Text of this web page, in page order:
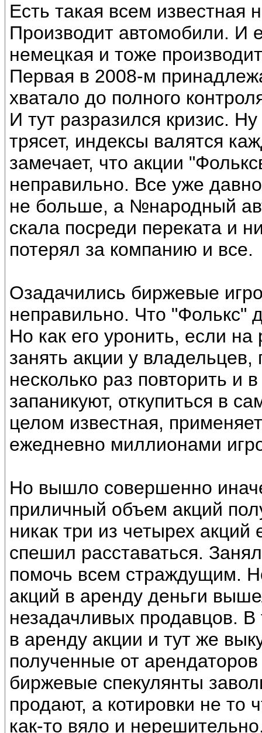
Есть такая всем известная
Производит автомобили. И
немецкая и тоже
Первая в 2008-м
хватало до полного
И тут разразился кризис.
трясет, индексы валятся
замечает, что акции
неправильно. Все уже
не больше, а №народный
скала посреди переката и
потерял за компанию и все.
Озадачились биржевые
неправильно. Что "Фолькс"
Но как его уронить, если
занять акции у
несколько раз повторить и
запаникуют, откупиться в
целом известная,
ежедневно миллионами
Но вышло совершенно
приличный объем акций
никак три из четырех акций
спешил расставаться.
помочь всем страждущим.
акций в аренду деньги
незадачливых продавцов.
в аренду акции и тут же
полученные от
биржевые спекулянты
продают, а котировки не то
как-то вяло и